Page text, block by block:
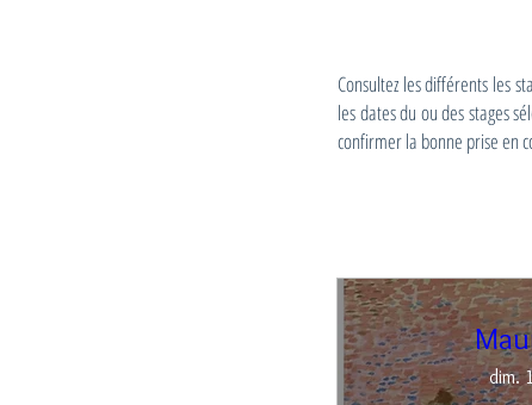
Consultez les différents les
les dates du ou des stages
confirmer la bonne prise en
dim.